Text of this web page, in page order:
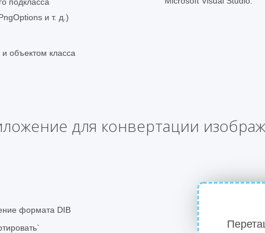
и т. д.)
объектом класса
для конвертации
формата DIB